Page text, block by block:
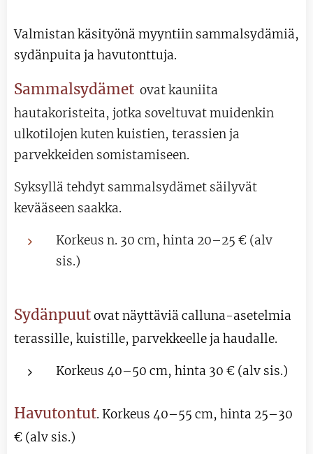
Valmistan käsityönä myyntiin sammalsydämiä,
sydänpuita ja havutonttuja.
Sammalsydämet ovat kauniita
hautakoristeita, jotka soveltuvat muidenkin
ulkotilojen kuten kuistien, terassien ja
parvekkeiden somistamiseen.
Syksyllä tehdyt sammalsydämet säilyvät
kevääseen saakka.
Korkeus n. 30 cm, hinta 20–25 € (alv
sis.)
Sydänpuutovat näyttäviä calluna-asetelmia
terassille, kuistille, parvekkeelle ja haudalle.
Korkeus 40–50 cm, hinta 30 € (alv sis.)
Havutontut. Korkeus 40–55 cm, hinta 25–30
€ (alv sis.)